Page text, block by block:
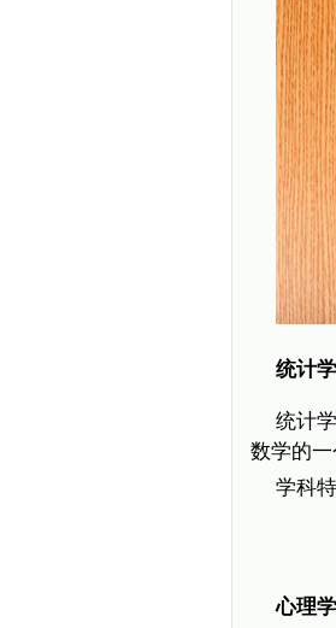
统计
统计
数学的
学科
心理